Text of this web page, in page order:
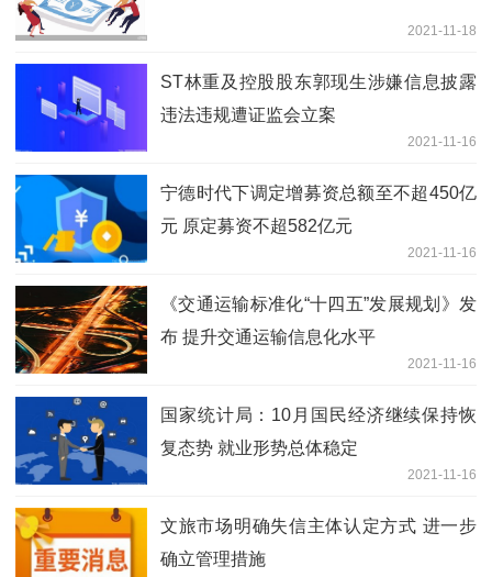
2021-11-18
ST林重及控股股东郭现生涉嫌信息披露
违法违规遭证监会立案
2021-11-16
宁德时代下调定增募资总额至不超450亿
元 原定募资不超582亿元
2021-11-16
《交通运输标准化“十四五”发展规划》发
布 提升交通运输信息化水平
2021-11-16
国家统计局：10月国民经济继续保持恢
复态势 就业形势总体稳定
2021-11-16
文旅市场明确失信主体认定方式 进一步
确立管理措施